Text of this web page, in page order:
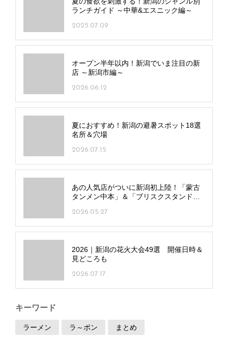
ランチガイド ～中華&エスニック編～
2025.07.09
オープン半年以内！新潟でいま注目の新
店 ～新潟市編～
2026.06.12
夏におすすめ！新潟の避暑スポット18選
名所＆穴場
2026.07.15
あの人気店がついに新潟初上陸！「蒙古
タンメン中本」＆「ブリスクスタンド」
2026.05.27
2026｜新潟の花火大会49選 開催日時＆
見どころも
2026.07.17
キーワード
ラーメン ラ～ポン まとめ